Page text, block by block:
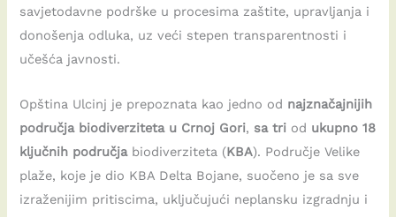
savjetodavne podrške u procesima zaštite, upravljanja i
donošenja odluka, uz veći stepen transparentnosti i
učešća javnosti.
Opština Ulcinj je prepoznata kao jedno od najznačajnijih
područja biodiverziteta u Crnoj Gori, sa tri od ukupno 18
ključnih područjabiodiverziteta (KBA). Područje Velike
plaže, koje je dio KBA Delta Bojane, suočeno je sa sve
izraženijim pritiscima, uključujući neplansku izgradnju i